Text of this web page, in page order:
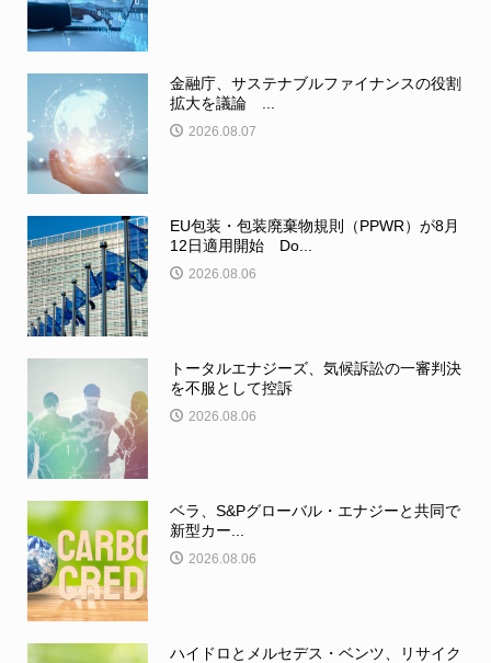
金融庁、サステナブルファイナンスの役割
拡大を議論 ...
2026.08.07
EU包装・包装廃棄物規則（PPWR）が8月
12日適用開始 Do...
2026.08.06
トータルエナジーズ、気候訴訟の一審判決
を不服として控訴
2026.08.06
ベラ、S&Pグローバル・エナジーと共同で
新型カー...
2026.08.06
ハイドロとメルセデス・ベンツ、リサイク